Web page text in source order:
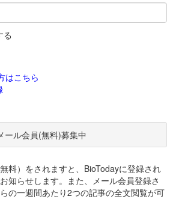
る
はこちら
ール会員(無料)募集中
料）をされますと、BioTodayに登録され
知らせします。また、メール会員登録さ
の一週間あたり2つの記事の全文閲覧が可